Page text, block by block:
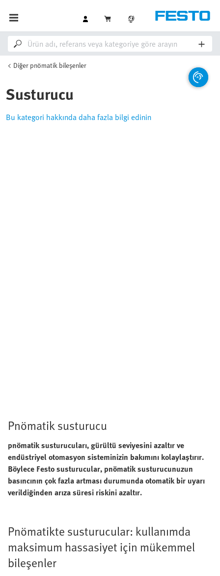
Diğer pnömatik bileşenler
Susturucu
Bu kategori hakkında daha fazla bilgi edinin
Pnömatik susturucu
pnömatik susturucuları, gürültü seviyesini azaltır ve
endüstriyel otomasyon sisteminizin bakımını kolaylaştırır.
Böylece Festo susturucular, pnömatik susturucunuzun
basıncının çok fazla artması durumunda otomatik bir uyarı
verildiğinden arıza süresi riskini azaltır.
Pnömatikte susturucular: kullanımda
maksimum hassasiyet için mükemmel
bileşenler